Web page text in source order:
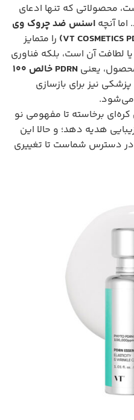
محصولاتی که تنها ادعای
آنچه اسنس ضد چروک وی
را متمایز
لطافت آن است، بلکه فناوری
یعنی
PDRN خالص ۱۰۰
نیز برای بازسازی
می‌شود.
برخاسته تا مفهومی نو
هدیه دهد؛ و حالا این
در دسترس شماست تا تغییری